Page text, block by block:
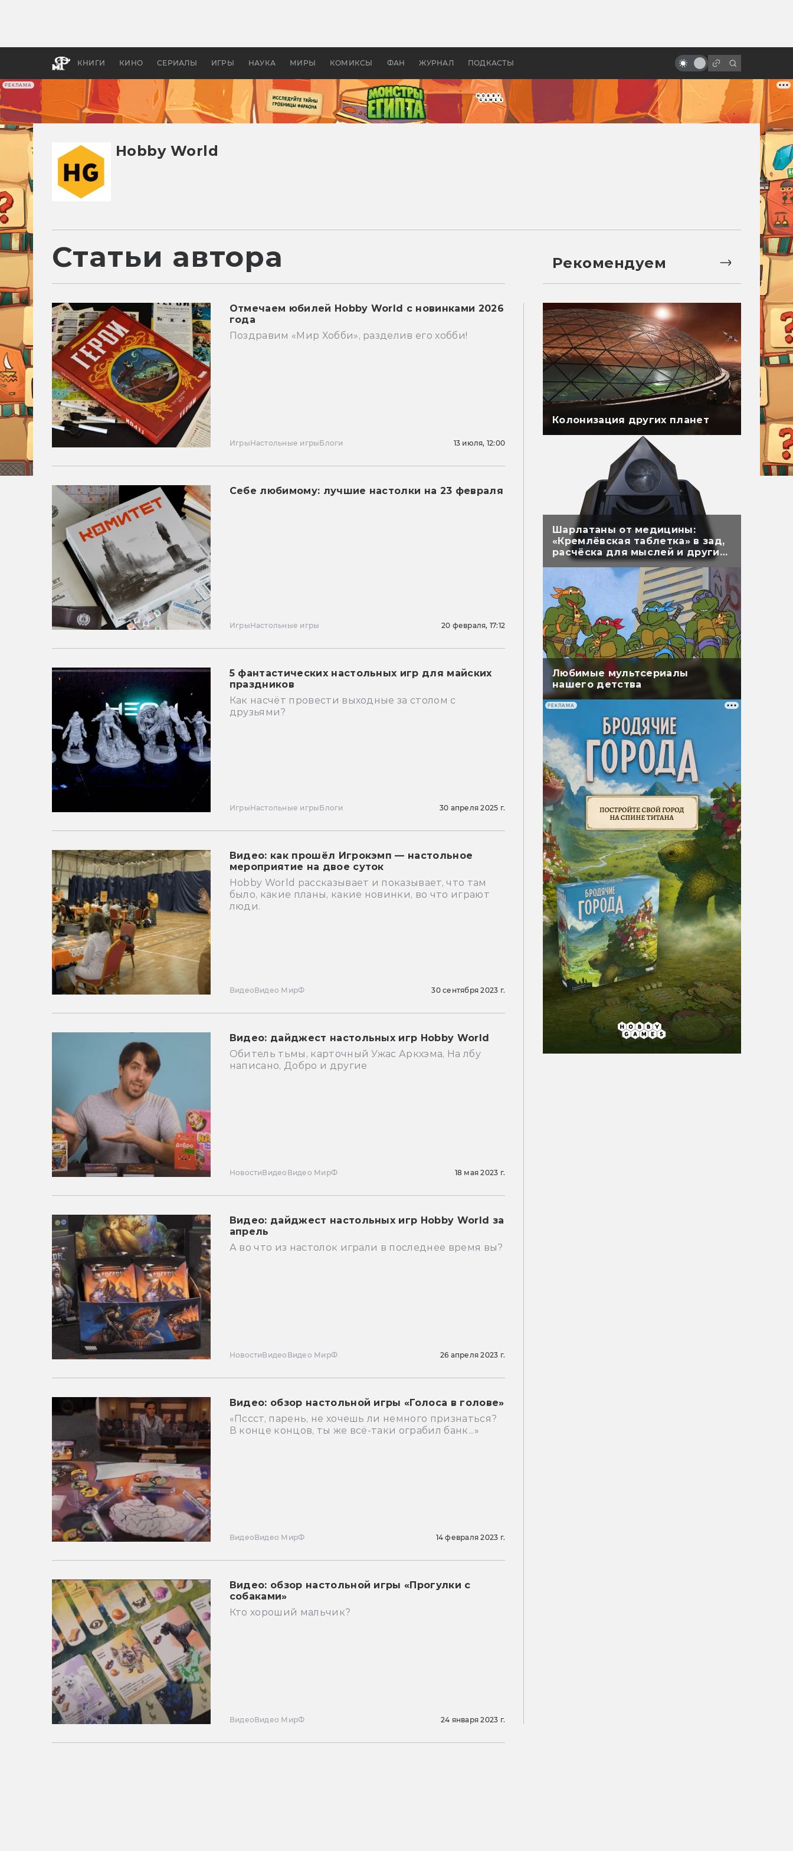
РЕКЛАМА
КНИГИ КИНО СЕРИАЛЫ ИГРЫ НАУКА МИРЫ КОМИКСЫ ФАН ЖУРНАЛ ПОДКАСТЫ
апокалипсис, в России —
бы «Властелина колец»
от Терри Гиллиама
Hobby World
Статьи автора
Отмечаем юбилей Hobby World с новинками 2026
года
Поздравим «Мир Хобби», разделив его хобби!
ИгрыНастольные игрыБлоги 13 июля, 12:00
Себе любимому: лучшие настолки на 23 февраля
ИгрыНастольные игры 20 февраля, 17:12
5 фантастических настольных игр для майских
праздников
Как насчёт провести выходные за столом с
друзьями?
ИгрыНастольные игрыБлоги 30 апреля 2025 г.
Видео: как прошёл Игрокэмп — настольное
мероприятие на двое суток
Hobby World рассказывает и показывает, что там
было, какие планы, какие новинки, во что играют
люди.
ВидеоВидео МирФ 30 сентября 2023 г.
Видео: дайджест настольных игр Hobby World
Обитель тьмы, карточный Ужас Аркхэма, На лбу
написано, Добро и другие
НовостиВидео Видео МирФ 18 мая 2023 г.
Видео: дайджест настольных игр Hobby World за
апрель
А во что из настолок играли в последнее время вы?
НовостиВидео Видео МирФ 26 апреля 2023 г.
Видео: обзор настольной игры «Голоса в голове»
«Пссст, парень, не хочешь ли немного признаться?
В конце концов, ты же всё-таки ограбил банк...»
ВидеоВидео МирФ 14 февраля 2023 г.
Видео: обзор настольной игры «Прогулки с
собаками»
Кто хороший мальчик?
ВидеоВидео МирФ 24 января 2023 г.
Рекомендуем
Колонизация других планет
Шарлатаны от медицины:
«Кремлёвская таблетка» в зад,
расчёска для мыслей и другие
лжеприборы
Любимые мультсериалы
нашего детства
РЕКЛАМА